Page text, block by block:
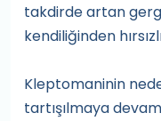
takdirde artan
kendiliğinden
Kleptomaninin
tartışılmaya